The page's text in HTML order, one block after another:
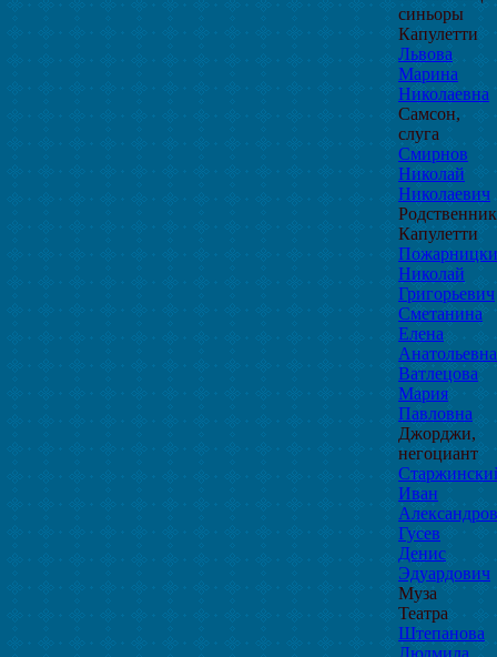
синьоры
Капулетти
Львова
Марина
Николаевна
Самсон,
слуга
Смирнов
Николай
Николаевич
Капулетти
Николай
Григорьевич
Сметанина
Елена
Анатольевна
Ватлецова
Мария
Павловна
Джорджи,
негоциант
Иван
Гусев
Денис
Эдуардович
Муза
Театра
Штепанова
Людмила